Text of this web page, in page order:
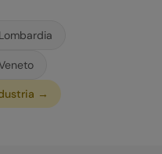
Lombardia
→